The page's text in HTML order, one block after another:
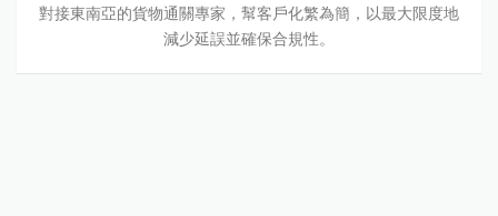
對接東南亞的貨物通關專家，幫客戶化繁為簡，以最大限度地
減少延誤並確保合規性。